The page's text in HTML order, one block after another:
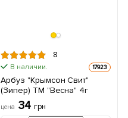
8
В наличии. 17923
Арбуз "Крымсон Свит"
(Зипер) ТМ "Весна" 4г
цена 34 грн